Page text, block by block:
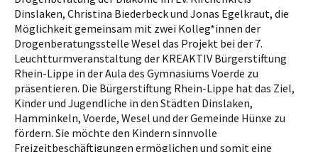
Dinslaken, Christina Biederbeck und Jonas Egelkraut, die
Möglichkeit gemeinsam mit zwei Kolleg*innen der
Drogenberatungsstelle Wesel das Projekt bei der 7.
Leuchtturmveranstaltung der KREAKTIV Bürgerstiftung
Rhein-Lippe in der Aula des Gymnasiums Voerde zu
präsentieren. Die Bürgerstiftung Rhein-Lippe hat das Ziel,
Kinder und Jugendliche in den Städten Dinslaken,
Hamminkeln, Voerde, Wesel und der Gemeinde Hünxe zu
fördern. Sie möchte den Kindern sinnvolle
Freizeitbeschäftigungen ermöglichen und somit eine